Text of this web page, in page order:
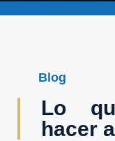
Blog
Lo
hacer